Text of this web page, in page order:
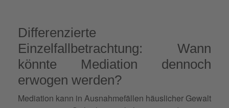
Differenzierte
Einzelfallbetrachtung: Wann
könnte Mediation dennoch
erwogen werden?
Mediation kann in Ausnahmefällen häuslicher Gewalt